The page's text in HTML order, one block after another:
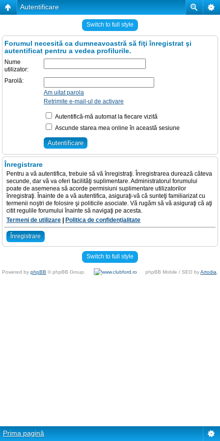
Autentificare
Switch to full style
Forumul necesită ca dumneavoastră să fiţi înregistrat şi
autentificat pentru a vedea profilurile.
Nume
utilizator:
Parolă:
Am uitat parola
Retrimite e-mail-ul de activare
Autentifică-mă automat la fiecare vizită
Ascunde starea mea online în această sesiune
Înregistrare
Pentru a vă autentifica, trebuie să vă înregistraţi. Înregistrarea durează câteva
secunde, dar vă va oferi facilităţi suplimentare. Administratorul forumului
poate de asemenea să acorde permisiuni suplimentare utilizatorilor
înregistraţi. Înainte de a vă autentifica, asiguraţi-vă că sunteţi familiarizat cu
termenii noştri de folosire şi politicile asociate. Vă rugăm să vă asiguraţi că aţi
citit regulile forumului înainte să navigaţi pe acesta.
Termeni de utilizare
Politica de confidenţialitate
Înregistrare
Switch to full style
Powered by phpBB © phpBB Group. phpBB Mobile / SEO byArtodia
Prima pagină